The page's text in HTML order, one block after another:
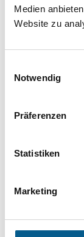
Medien
Website zu
Notwendig
Präferenzen
Statistiken
Marketing
Suche bitte
beachten.
können